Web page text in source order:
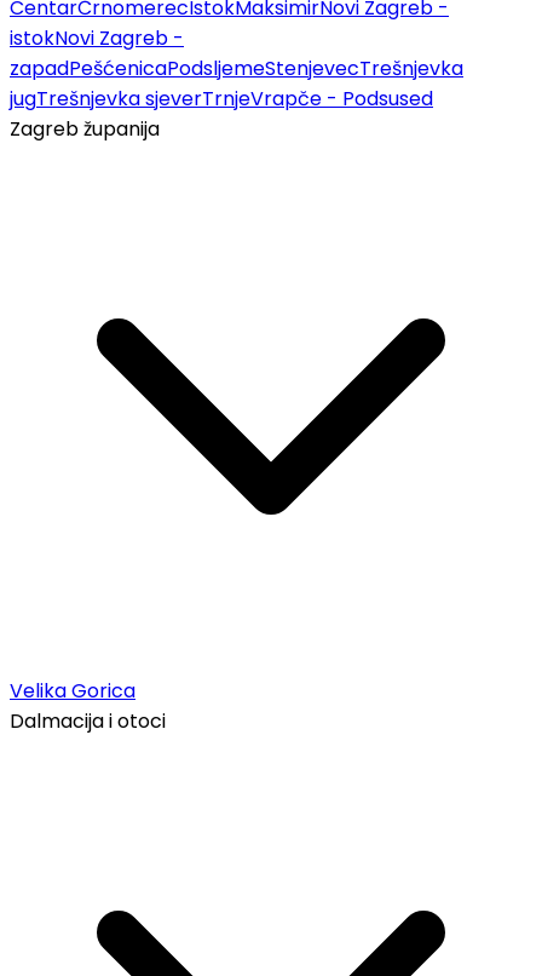
CentarČrnomerecIstokMaksimirNovi Zagreb -
istokNovi Zagreb -
zapadPešćenicaPodsljemeStenjevecTrešnjevka
jugTrešnjevka sjeverTrnjeVrapče - Podsused
Zagreb županija
Velika Gorica
Dalmacija i otoci